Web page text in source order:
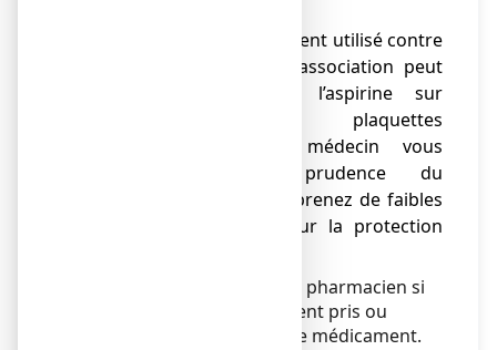
● métamizole (médicament utilisé contre
la douleur) : cette association peut
réduire l’effet de l’aspirine sur
l’agrégation des plaquettes
sanguines. Votre médecin vous
prescrira avec prudence du
métamizole si vous prenez de faibles
doses d’aspirine pour la protection
Informez votre médecin ou pharmacien si
vous prenez, avez récemment pris ou
pourriez prendre tout autre médicament.